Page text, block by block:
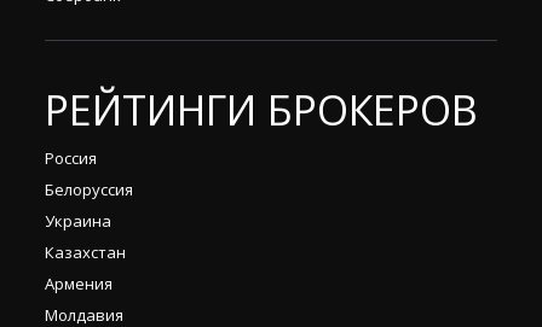
РЕЙТИНГИ БРОКЕРОВ
Россия
Белоруссия
Украина
Казахстан
Армения
Молдавия